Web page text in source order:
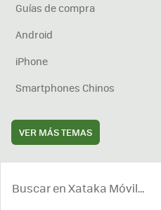
Guías de compra
Android
iPhone
Smartphones Chinos
VER MÁS TEMAS